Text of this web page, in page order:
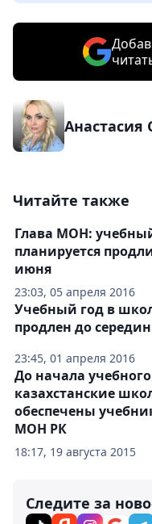
Анастасия
Читайте также
23:03, 05 апреля 2016
Глава МОН:
планируется
июня
23:45, 01 апреля 2016
Учебный год в
продлен до
18:17, 19 августа 2015
До начала
казахстанские
обеспечены
МОН РК
Следите за